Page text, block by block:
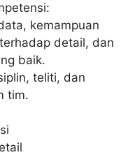
kemampuan
detail, dan
baik.
teliti, dan
tim.